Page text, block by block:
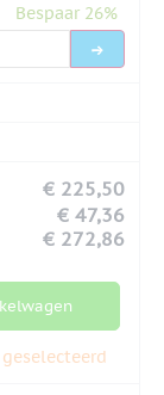
Bespaar 26%
€ 225,50
€ 47,36
€ 272,86